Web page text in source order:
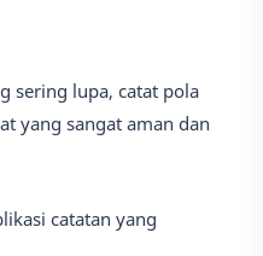
sering lupa, catat pola
yang sangat aman dan
catatan yang